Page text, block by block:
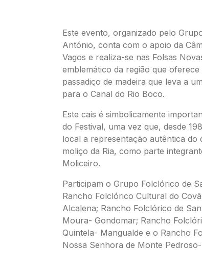
Este evento, organizado pelo
António, conta com o apoio da
Vagos e realiza-se nas Folsas
emblemático da região que
passadiço de madeira que leva a
para o Canal do Rio Boco.
Este cais é simbolicamente
do Festival, uma vez que, desde
local a representação autêntica do
moliço da Ria, como parte
Moliceiro.
Participam o Grupo Folclórico de
Rancho Folclórico Cultural do
Alcalena; Rancho Folclórico de
Moura- Gondomar; Rancho
Quintela- Mangualde e o Rancho
Nossa Senhora de Monte